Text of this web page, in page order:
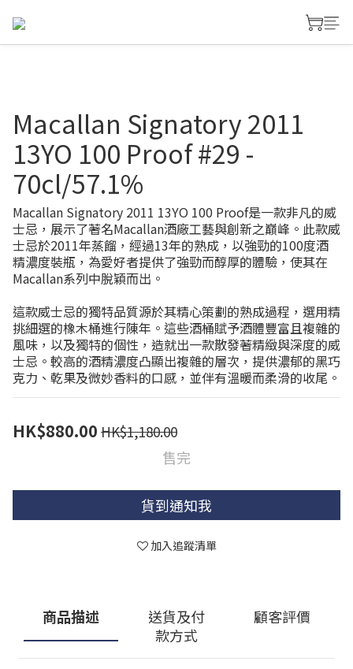
Macallan Signatory 2011
13YO 100 Proof #29 -
70cl/57.1%
Macallan Signatory 2011 13YO 100 Proof是一款非凡的威
士忌，展示了著名Macallan酒廠工藝與創新之巔峰。此款威
士忌於2011年蒸餾，經過13年的熟成，以強勁的100度酒
精濃度裝瓶，為愛好者提供了強勁而醇厚的體驗，使其在
Macallan系列中脫穎而出。
這款威士忌的獨特品質源於其精心策劃的熟成過程，選用精
挑細選的橡木桶進行陳年。這些酒桶賦予酒體豐富且複雜的
風味，以及獨特的個性，造就出一款散發著精緻與深度的威
士忌。較高的酒精濃度凸顯出複雜的層次，提供濃郁的黑巧
克力、乾果及微妙香料的口感，並伴有溫暖而柔滑的收尾。
HK$880.00 HK$1,180.00
售完
貨到通知我
加入追蹤清單
商品描述
送貨及付
款方式
顧客評價